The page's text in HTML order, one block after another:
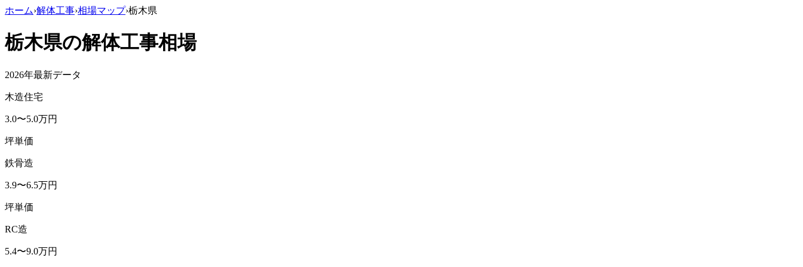
ホーム›解体工事›相場マップ›栃木県
栃木県の解体工事相場
2026年最新データ
木造住宅
3.0〜5.0万円
坪単価
鉄骨造
3.9〜6.5万円
坪単価
RC造
5.4〜9.0万円